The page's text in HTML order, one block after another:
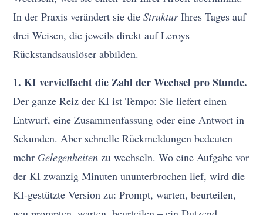
In der Praxis verändert sie dieStrukturIhres Tages auf
drei Weisen, die jeweils direkt auf Leroys
Rückstandsauslöser abbilden.
1. KI vervielfacht die Zahl der Wechsel pro Stunde.
Der ganze Reiz der KI ist Tempo: Sie liefert einen
Entwurf, eine Zusammenfassung oder eine Antwort in
Sekunden. Aber schnelle Rückmeldungen bedeuten
mehr Gelegenheiten zu wechseln. Wo eine Aufgabe vor
der KI zwanzig Minuten ununterbrochen lief, wird die
KI-gestützte Version zu: Prompt, warten, beurteilen,